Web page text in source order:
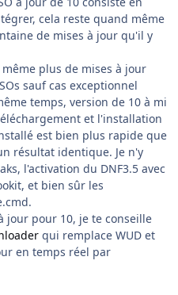
cela reste quand même
de mises à jour qu'il y
plus de mises à jour
sauf cas exceptionnel
temps, version de 10 à mi
et l'installation
est bien plus rapide que
résultat identique. Je n'y
l'activation du DNF3.5 avec
et bien sûr les
jour pour 10, je te conseille
qui remplace WUD et
en temps réel par